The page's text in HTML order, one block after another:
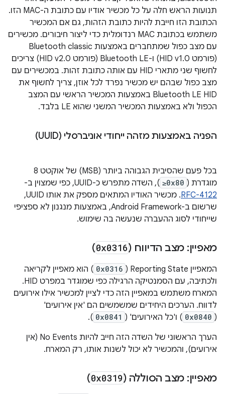
תנועות הראש חלה על כל מכשיר אודיו עם כתובת ה-MAC הזו.
הכתובת הזו חייבת להיות כתובת הזהות, גם אם המכשיר
משתמש בכתובת MAC רנדומלית כדי ליצור חיבורים. מכשירים
עם מצב כפול שמתחברים באמצעות Bluetooth classic
(פורמט HID v1.0) ו-Bluetooth LE (פורמט HID v2.0) צריכים
לחשוף שני מתארי HID עם אותה כתובת זהות. במכשירים עם
מצב כפול שבהם יש מכשיר נפרד לכל אוזן, צריך לחשוף את
Bluetooth LE HID באמצעות המכשיר הראשי עם המצב
הכפול ולא באמצעות המכשיר המשני שהוא LE בלבד.
הפניה באמצעות מזהה ייחודי אוניברסלי (UUID)
בכל פעם שהסיבית הגבוהה ביותר (MSB) של אוקטט 8
מוגדרת ( ≥0x80 ), השדה מתפרש כ-UUID, כפי שמצוין ב-
RFC-4122
. מכשיר האודיו המתאים מספק את אותו UUID,
שרשום ב-Android Framework, באמצעות מנגנון לא ספציפי
שייחודי לסוג ההעברה שנעשה בה שימוש.
מאפיין: מצב הדיווח (0x0316
)
המאפיין Reporting State‏ ( 0x0316 ) הוא מאפיין לקריאה
ולכתיבה, עם הסמנטיקה הרגילה כפי שמוגדר במפרט HID.
המארח משתמש במאפיין הזה כדי לציין למכשיר אילו אירועים
לדווח. הערכים היחידים שמשמשים הם 'אין אירועים'
(
0x0840 ) ו'כל האירועים' ( 0x0841
).
הערך הראשוני של השדה הזה חייב להיות No Events (אין
אירועים), והמכשיר לא יכול לשנות אותו, רק המארח.
מאפיין: מצב הסוללה (0x0319
)